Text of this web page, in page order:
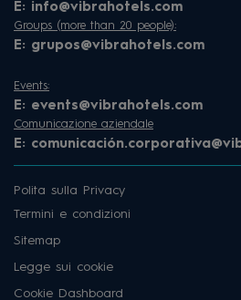
E: info@vibrahotels.com
Groups (more than 20 people):
E: grupos@vibrahotels.com
Events:
E: events@vibrahotels.com
Comunicazione aziendale
E:
Polita sulla Privacy
Termini e condizioni
Sitemap
Legge sui cookie
Cookie Dashboard